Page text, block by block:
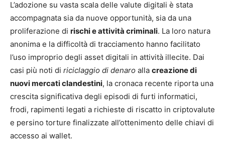
L’adozione su vasta scala delle valute digitali è stata
accompagnata sia da nuove opportunità, sia da una
proliferazione di rischi e attività criminali. La loro natura
anonima e la difficoltà di tracciamento hanno facilitato
l’uso improprio degli asset digitali in attività illecite. Dai
casi più noti di riciclaggio di denaro alla creazione di
nuovi mercati clandestini, la cronaca recente riporta una
crescita significativa degli episodi di furti informatici,
frodi, rapimenti legati a richieste di riscatto in criptovalute
e persino torture finalizzate all’ottenimento delle chiavi di
accesso ai wallet.